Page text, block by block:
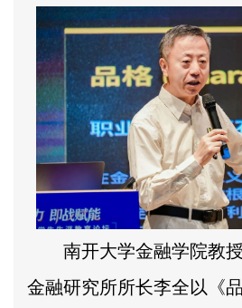
南开大学金融学院教
金融研究所所长李全以《